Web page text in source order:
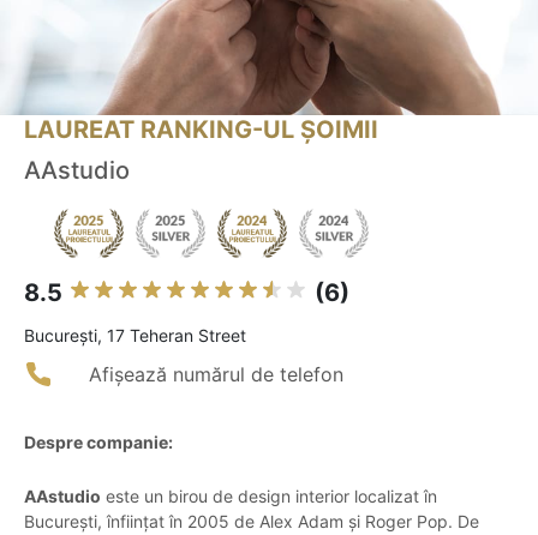
LAUREAT RANKING-UL ȘOIMII
AAstudio
8.5 (6)
Bucureşti, 17 Teheran Street
Afișează numărul de telefon
Despre companie:
AAstudio este un birou de design interior localizat în
București, înființat în 2005 de Alex Adam și Roger Pop. De